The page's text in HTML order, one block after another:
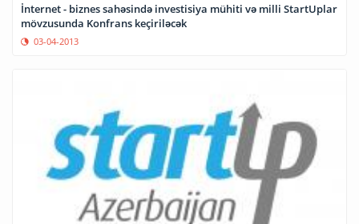
İnternet - biznes sahəsində investisiya mühiti və milli StartUplar
mövzusunda Konfrans keçiriləcək
03-04-2013